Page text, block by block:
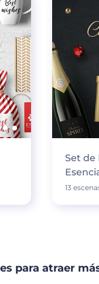
Set de
13
para atraer